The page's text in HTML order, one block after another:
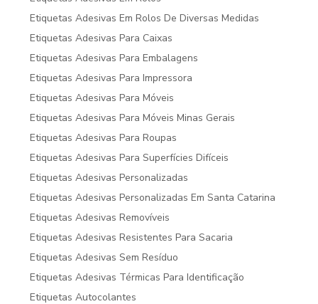
Etiquetas Adesivas Em Rolos De Diversas Medidas
Etiquetas Adesivas Para Caixas
Etiquetas Adesivas Para Embalagens
Etiquetas Adesivas Para Impressora
Etiquetas Adesivas Para Móveis
Etiquetas Adesivas Para Móveis Minas Gerais
Etiquetas Adesivas Para Roupas
Etiquetas Adesivas Para Superfícies Difíceis
Etiquetas Adesivas Personalizadas
Etiquetas Adesivas Personalizadas Em Santa Catarina
Etiquetas Adesivas Removíveis
Etiquetas Adesivas Resistentes Para Sacaria
Etiquetas Adesivas Sem Resíduo
Etiquetas Adesivas Térmicas Para Identificação
Etiquetas Autocolantes